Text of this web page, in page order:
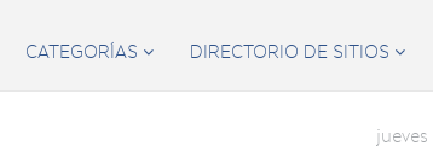
CATEGORÍAS  DIRECTORIO DE SITIOS 
jueves